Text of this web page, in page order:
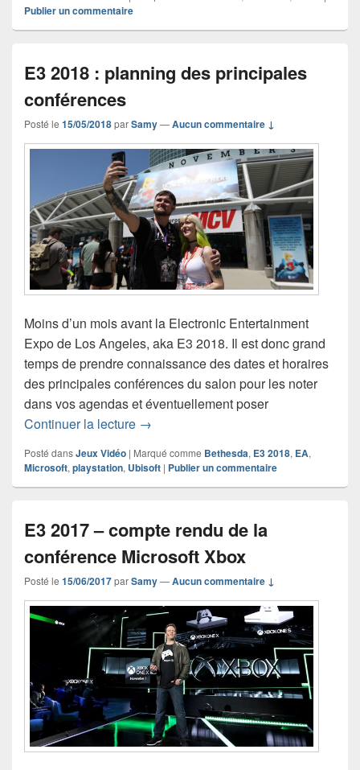
Publier un commentaire
E3 2018 : planning des principales
conférences
Posté le 15/05/2018parSamy—Aucun commentaire ↓
Moins d’un mois avant la Electronic Entertainment
Expo de Los Angeles, aka E3 2018. Il est donc grand
temps de prendre connaissance des dates et horaires
des principales conférences du salon pour les noter
dans vos agendas et éventuellement poser
Continuer la lecture E3 2018 : planning des principales
→
Posté dansJeux Vidéo | Marqué comme Bethesda, E3 2018, EA,
Microsoft, playstation, Ubisoft | Publier un commentaire
E3 2017 – compte rendu de la
conférence Microsoft Xbox
Posté le 15/06/2017parSamy—Aucun commentaire ↓